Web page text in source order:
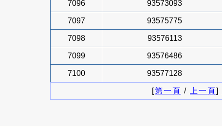
7096 93573093
7097 93575775
7098 93576113
7099 93576486
7100 93577128
[第一頁 / 上一頁]